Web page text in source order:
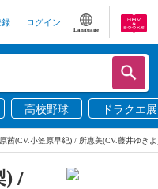
録 ログイン
Language
高校野球 ドラクエ展
茜(CV.小笠原早紀) / 所恵美(CV.藤井ゆきよ
) /